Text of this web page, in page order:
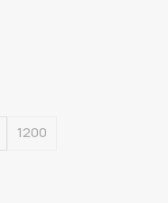
1200